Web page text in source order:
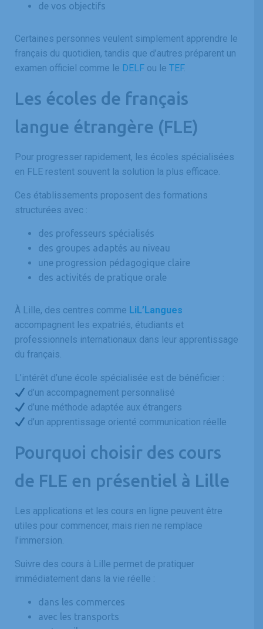
de vos objectifs
Certaines personnes veulent simplement apprendre le
français du quotidien, tandis que d’autres préparent un
examen officiel comme le DELF ou le TEF.
Les écoles de français
langue étrangère (FLE)
Pour progresser rapidement, les écoles spécialisées
en FLE restent souvent la solution la plus efficace.
Ces établissements proposent des formations
structurées avec :
des professeurs spécialisés
des groupes adaptés au niveau
une progression pédagogique claire
des activités de pratique orale
À Lille, des centres comme LiL’Langues
accompagnent les expatriés, étudiants et
professionnels internationaux dans leur apprentissage
du français.
L’intérêt d’une école spécialisée est de bénéficier :
d’un accompagnement personnalisé
d’une méthode adaptée aux étrangers
d’un apprentissage orienté communication réelle
Pourquoi choisir des cours
de FLE en présentiel à Lille
Les applications et les cours en ligne peuvent être
utiles pour commencer, mais rien ne remplace
l’immersion.
Suivre des cours à Lille permet de pratiquer
immédiatement dans la vie réelle :
dans les commerces
avec les transports